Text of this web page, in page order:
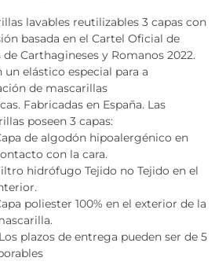
lavables reutilizables 3 capas con
basada en el Cartel Oficial de
de Carthagineses y Romanos 2022.
un elástico especial para a
de mascarillas
Fabricadas en España. Las
poseen 3 capas:
de algodón hipoalergénico en
con la cara.
hidrófugo Tejido no Tejido en el
poliester 100% en el exterior de la
plazos de entrega pueden ser de 5